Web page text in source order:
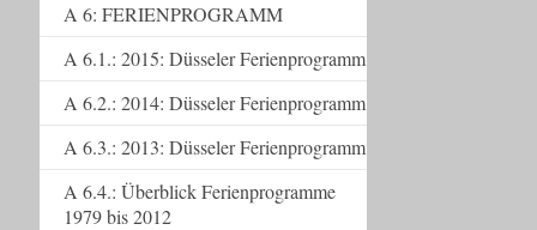
A 6: FERIENPROGRAMM
A 6.1.: 2015: Düsseler Ferienprogramm
A 6.2.: 2014: Düsseler Ferienprogramm
A 6.3.: 2013: Düsseler Ferienprogramm
A 6.4.: Überblick Ferienprogramme
1979 bis 2012